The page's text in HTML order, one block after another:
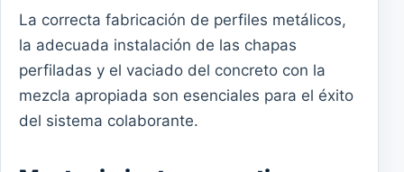
La correcta fabricación de perfiles metálicos,
la adecuada instalación de las chapas
perfiladas y el vaciado del concreto con la
mezcla apropiada son esenciales para el éxito
del sistema colaborante.